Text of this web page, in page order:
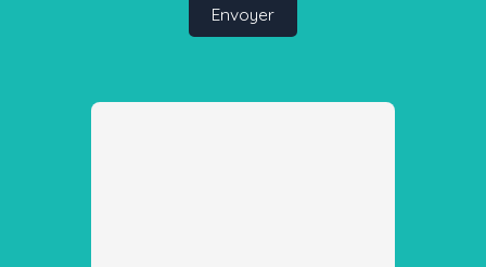
Envoyer